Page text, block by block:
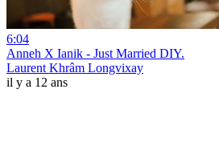
6:04
Anneh X Ianik - Just Married DIY.
Laurent Khrâm Longvixay
il y a 12 ans